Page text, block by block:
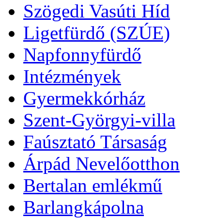
Szögedi Vasúti Híd
Ligetfürdő (SZÚE)
Napfonnyfürdő
Intézmények
Gyermekkórház
Szent-Györgyi-villa
Faúsztató Társaság
Árpád Nevelőotthon
Bertalan emlékmű
Barlangkápolna